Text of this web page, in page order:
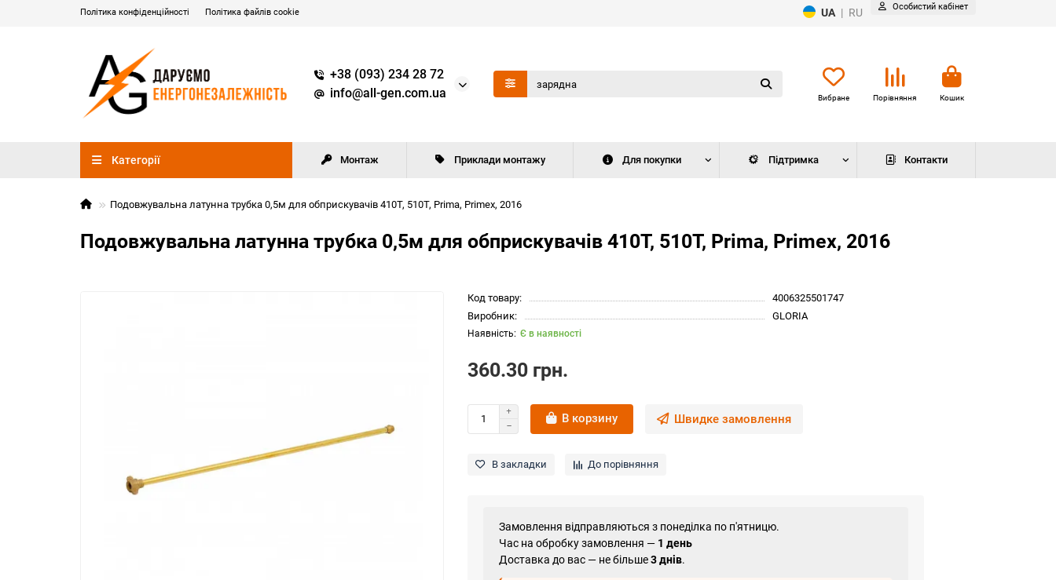
Політика конфіденційності Політика файлів cookie UA | RU Особистий кабінет
+38 (093) 234 28 72
info@all-gen.com.ua
Вибране Порівняння Кошик
Категорії Монтаж Приклади монтажу Для покупки Підтримка Контакти
Подовжувальна латунна трубка 0,5м для обприскувачів 410Т, 510Т, Prima, Primex, 2016
Подовжувальна латунна трубка 0,5м для обприскувачів 410Т, 510Т, Prima, Primex, 2016
Код товару:
4006325501747
Виробник:
GLORIA
Є в наявності
360.30 грн.
В корзину Швидке замовлення
В закладки До порівняння
Замовлення відправляються з понеділка по п'ятницю.
Час на обробку замовлення — 1 день
Доставка до вас — не більше3 днів.